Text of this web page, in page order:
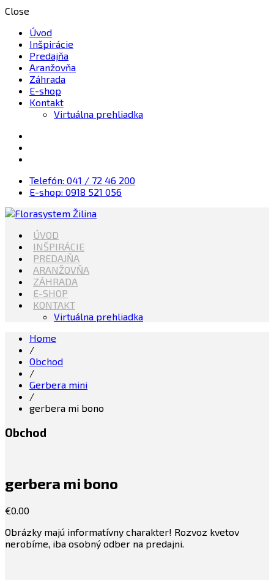
Close
Úvod
Inšpirácie
Predajňa
Aranžovňa
Záhrada
E-shop
Kontakt
Virtuálna prehliadka
Telefón: 041 / 72 46 200
E-shop: 0918 521 056
Florasystem Žilina
Kvety, Sviečky, dekorácie, Záhrada
ÚVOD
INŠPIRÁCIE
PREDAJŇA
ARANŽOVŇA
ZÁHRADA
E-SHOP
KONTAKT
Virtuálna prehliadka
Home
/
Obchod
/
Gerbera mini
/
gerbera mi bono
Obchod
gerbera mi bono
€0.00
Obrázky majú informatívny charakter! Rozvoz kvetov
nerobíme, iba osobný odber na predajni.